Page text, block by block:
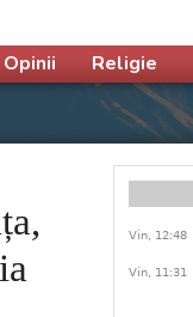
Opinii Religie
Vin, 12:48
Vin, 11:31